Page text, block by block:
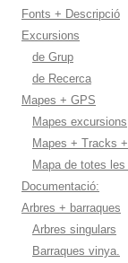
Fonts + Descripció
Excursions
de Grup
de Recerca
Mapes + GPS
Mapes excursions
Mapes + Tracks
Mapa de totes les
Documentació:
Arbres + barraques
Arbres singulars
Barraques vinya.